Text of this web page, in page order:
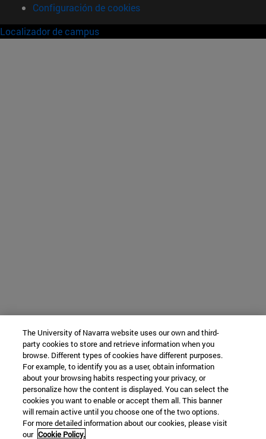
Configuración de cookies
Localizador de campus
The University of Navarra website uses our own and third-
party cookies to store and retrieve information when you
browse. Different types of cookies have different purposes.
For example, to identify you as a user, obtain information
about your browsing habits respecting your privacy, or
personalize how the content is displayed. You can select the
cookies you want to enable or accept them all. This banner
will remain active until you choose one of the two options.
For more detailed information about our cookies, please visit
our Cookie Policy.